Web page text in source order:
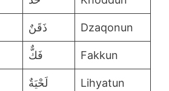
ذَقَنٌ Dzaqonun
فَكٌّ Fakkun
لَحْيَةٌ Lihyatun